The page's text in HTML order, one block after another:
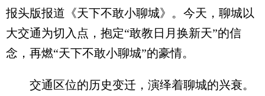
报头版报道《天下不敢小聊城》。今天，聊城以
大交通为切入点，抱定“敢教日月换新天”的信
念，再燃“天下不敢小聊城”的豪情。
交通区位的历史变迁，演绎着聊城的兴衰。